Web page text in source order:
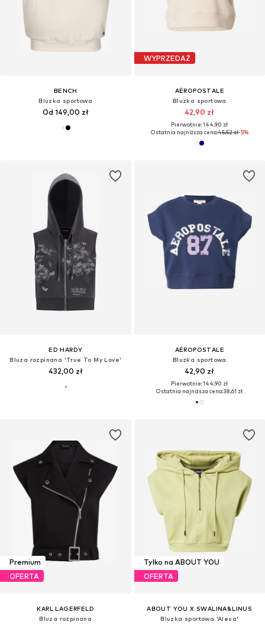
BENCH
Bluzka sportowa
Od 149,00 zł
WYPRZEDAŻ
AÉROPOSTALE
Bluzka sportowa
42,90 zł
Pierwotnie: 144,90 zł
Ostatnia najniższa cena:45,52 zł-5%
ED HARDY
Bluza rozpinana 'True To My Love'
432,00 zł
AÉROPOSTALE
Bluzka sportowa
42,90 zł
Pierwotnie: 144,90 zł
Ostatnia najniższa cena:38,61 zł
Premium
OFERTA
KARL LAGERFELD
Bluza rozpinana
Tylko na ABOUT YOU
OFERTA
ABOUT YOU X SWALINA&LINUS
Bluzka sportowa 'Alesa'